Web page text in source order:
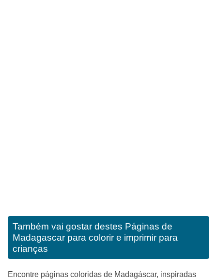
Também vai gostar destes Páginas de
Madagascar para colorir e imprimir para
crianças
Encontre páginas coloridas de Madagáscar, inspiradas